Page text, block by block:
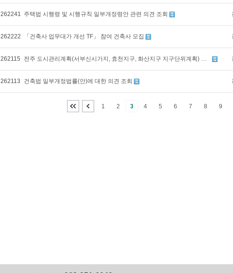
262241 주택법 시행령 및 시행규칙 일부개정령안 관련 의견 조회
262222 「건축사 업무대가 개선 TF」 참여 건축사 모집
262115 전주 도시관리계획(서부신시가지, 효천지구, 화산지구 지구단위계획) 변경 결정(경미한 사항) 및 지형도면 고시 알림
262113 건축법 일부개정법률(안)에 대한 의견 조회
1 2 3 4 5 6 7 8 9